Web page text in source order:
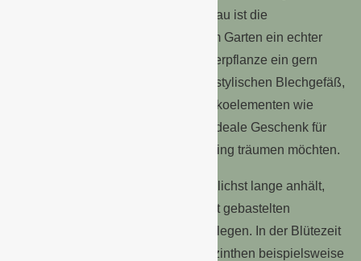
Blüten in Weiß, Rosa, Gelb oder Blau ist die
„Frühlingsbotschafterin“ nicht nur im Garten ein echter
Hingucker, sondern auch als Zimmerpflanze ein gern
gesehener Gast. Drapiert in einem stylischen Blechgefäß,
zusammen mit weihnachtlichen Dekoelementen wie
Holzsternen, sind Hyazinthen das ideale Geschenk für
alle, die schon im Winter vom Frühling träumen möchten.
Damit die Blumenfreude möglichst lange anhält,
dem Geschenk einfach einen selbst gebastelten
Pflanzenstecker mit Pflegetipps beilegen. In der Blütezeit
von Dezember bis Mai mögen Hyazinthen beispielsweise